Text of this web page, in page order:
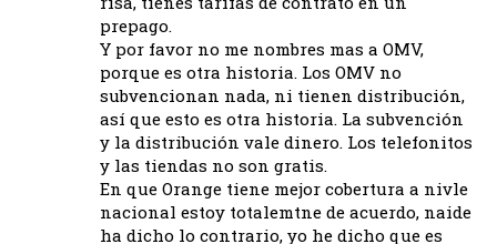
prepago.
Y por favor no me nombres mas a OMV,
porque es otra historia. Los OMV no
subvencionan nada, ni tienen distribución,
así que esto es otra historia. La subvención
y la distribución vale dinero. Los telefonitos
y las tiendas no son gratis.
En que Orange tiene mejor cobertura a nivle
nacional estoy totalemtne de acuerdo, naide
ha dicho lo contrario, yo he dicho que es